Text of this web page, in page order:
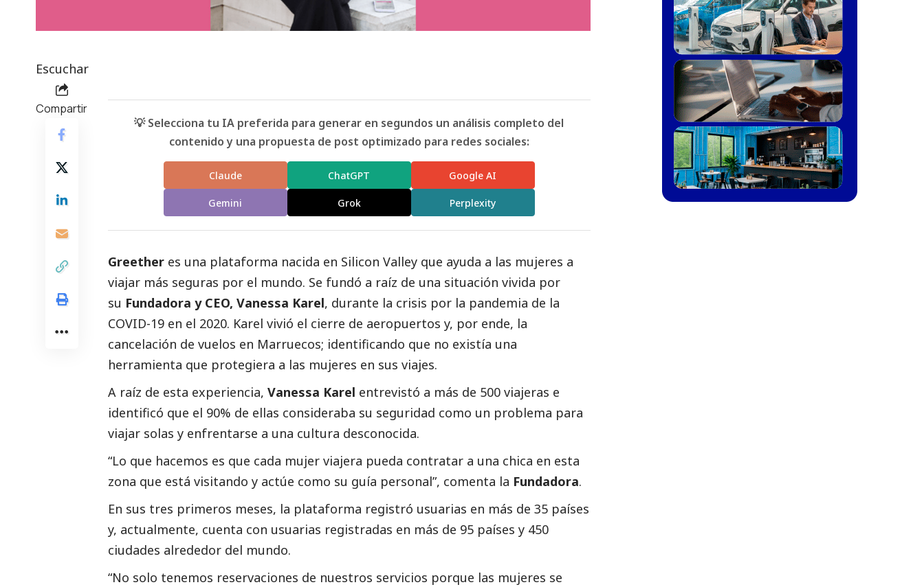
Escuchar
Compartir
💡 Selecciona tu IA preferida para generar en segundos un análisis completo del
contenido y una propuesta de post optimizado para redes sociales:
Claude ChatGPT Google AI
Gemini Grok Perplexity
Greether es una plataforma nacida en Silicon Valley que ayuda a las mujeres a
viajar más seguras por el mundo. Se fundó a raíz de una situación vivida por
su Fundadora y CEO, Vanessa Karel, durante la crisis por la pandemia de la
COVID-19 en el 2020. Karel vivió el cierre de aeropuertos y, por ende, la
cancelación de vuelos en Marruecos; identificando que no existía una
herramienta que protegiera a las mujeres en sus viajes.
A raíz de esta experiencia, Vanessa Karel entrevistó a más de 500 viajeras e
identificó que el 90% de ellas consideraba su seguridad como un problema para
viajar solas y enfrentarse a una cultura desconocida.
“Lo que hacemos es que cada mujer viajera pueda contratar a una chica en esta
zona que está visitando y actúe como su guía personal”, comenta la Fundadora.
En sus tres primeros meses, la plataforma registró usuarias en más de 35 países
y, actualmente, cuenta con usuarias registradas en más de 95 países y 450
ciudades alrededor del mundo.
“No solo tenemos reservaciones de nuestros servicios porque las mujeres se